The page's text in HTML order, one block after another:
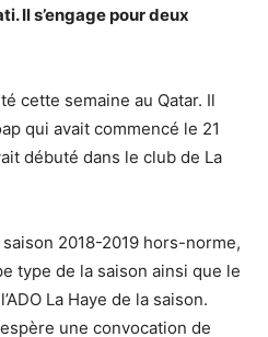
Il s’engage pour deux
cette semaine au Qatar. Il
qui avait commencé le 21
débuté dans le club de La
2018-2019 hors-norme,
type de la saison ainsi que le
La Haye de la saison.
une convocation de